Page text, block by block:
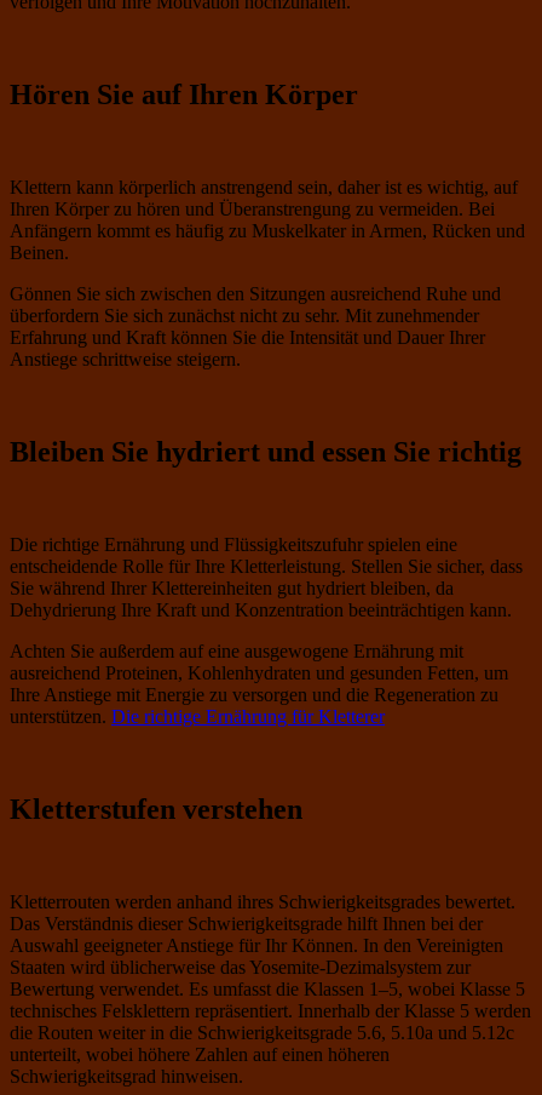
Hören Sie auf Ihren Körper
Klettern kann körperlich anstrengend sein, daher ist es wichtig, auf
Ihren Körper zu hören und Überanstrengung zu vermeiden. Bei
Anfängern kommt es häufig zu Muskelkater in Armen, Rücken und
Beinen.
Gönnen Sie sich zwischen den Sitzungen ausreichend Ruhe und
überfordern Sie sich zunächst nicht zu sehr. Mit zunehmender
Erfahrung und Kraft können Sie die Intensität und Dauer Ihrer
Anstiege schrittweise steigern.
Bleiben Sie hydriert und essen Sie richtig
Die richtige Ernährung und Flüssigkeitszufuhr spielen eine
entscheidende Rolle für Ihre Kletterleistung. Stellen Sie sicher, dass
Sie während Ihrer Klettereinheiten gut hydriert bleiben, da
Dehydrierung Ihre Kraft und Konzentration beeinträchtigen kann.
Achten Sie außerdem auf eine ausgewogene Ernährung mit
ausreichend Proteinen, Kohlenhydraten und gesunden Fetten, um
Ihre Anstiege mit Energie zu versorgen und die Regeneration zu
unterstützen. Die richtige Ernährung für Kletterer
Kletterstufen verstehen
Kletterrouten werden anhand ihres Schwierigkeitsgrades bewertet.
Das Verständnis dieser Schwierigkeitsgrade hilft Ihnen bei der
Auswahl geeigneter Anstiege für Ihr Können. In den Vereinigten
Staaten wird üblicherweise das Yosemite-Dezimalsystem zur
Bewertung verwendet. Es umfasst die Klassen 1–5, wobei Klasse 5
technisches Felsklettern repräsentiert. Innerhalb der Klasse 5 werden
die Routen weiter in die Schwierigkeitsgrade 5.6, 5.10a und 5.12c
unterteilt, wobei höhere Zahlen auf einen höheren
Schwierigkeitsgrad hinweisen.